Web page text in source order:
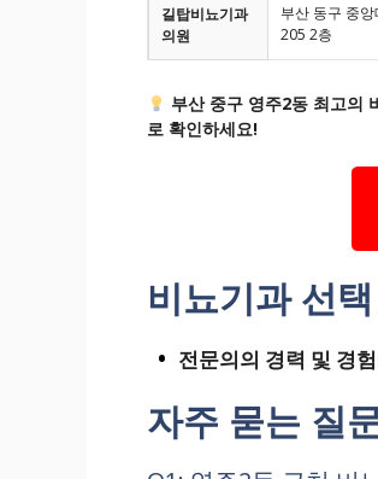
길탑비뇨기과
의원
부산 동구 중앙
205 2층
부산 중구 영주2동 최고의
로 확인하세요!
비뇨기과 선
전문의의 경력 및 경
자주 묻는 질